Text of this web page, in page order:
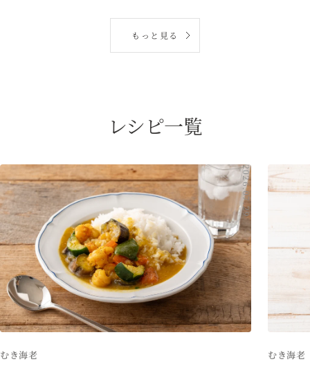
もっと見る
レシピ一覧
むき海老
2026.07.29
むき海老